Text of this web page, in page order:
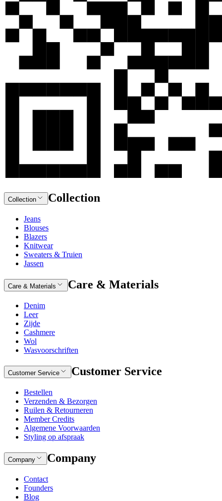
Collection Collection
Jeans
Blouses
Blazers
Knitwear
Sweaters & Truien
Jassen
Care & Materials Care & Materials
Denim
Leer
Zijde
Cashmere
Wol
Wasvoorschriften
Customer Service Customer Service
Bestellen
Verzenden & Bezorgen
Ruilen & Retourneren
Member Credits
Algemene Voorwaarden
Styling op afspraak
Company Company
Contact
Founders
Blog